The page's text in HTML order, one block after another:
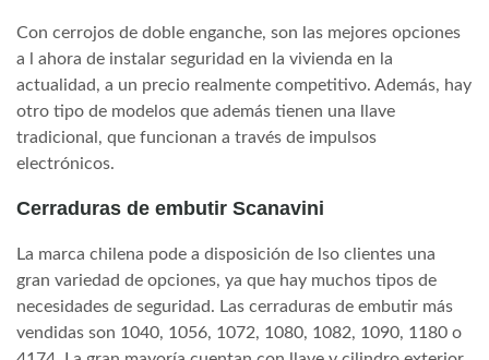
Con cerrojos de doble enganche, son las mejores opciones
a l ahora de instalar seguridad en la vivienda en la
actualidad, a un precio realmente competitivo. Además, hay
otro tipo de modelos que además tienen una llave
tradicional, que funcionan a través de impulsos
electrónicos.
Cerraduras de embutir Scanavini
La marca chilena pode a disposición de lso clientes una
gran variedad de opciones, ya que hay muchos tipos de
necesidades de seguridad. Las cerraduras de embutir más
vendidas son 1040, 1056, 1072, 1080, 1082, 1090, 1180 o